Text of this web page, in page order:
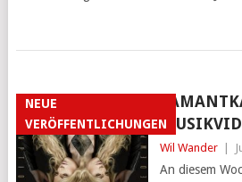
NEUE
VERÖFFENTLICHUNGEN
Wil Wander
An diesem